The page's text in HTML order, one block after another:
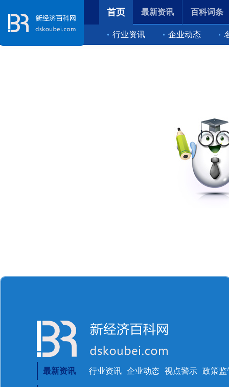
首页
行业资讯 企业动态
最新资讯 百科词条
最新资讯 行业资讯 企业动态 视点警示 政策监